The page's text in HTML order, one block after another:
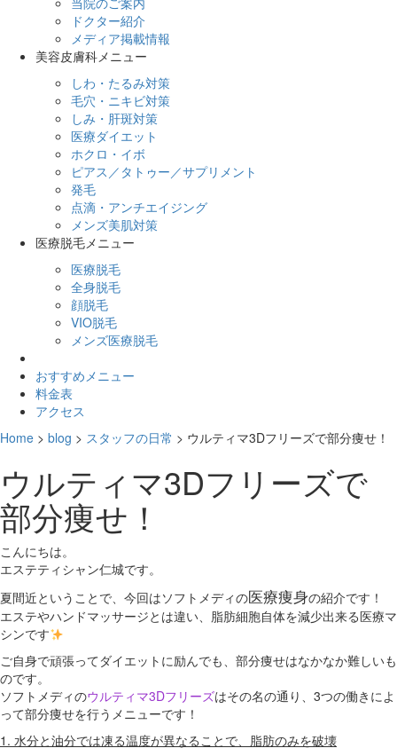
ドクター紹介
メディア掲載情報
美容皮膚科メニュー
しわ・たるみ対策
毛穴・ニキビ対策
しみ・肝斑対策
医療ダイエット
ホクロ・イボ
ピアス／タトゥー／サプリメント
発毛
点滴・アンチエイジング
メンズ美肌対策
医療脱毛メニュー
医療脱毛
全身脱毛
顔脱毛
VIO脱毛
メンズ医療脱毛
おすすめメニュー
料金表
アクセス
Home > blog > スタッフの日常 > ウルティマ3Dフリーズで部分痩せ！
ウルティマ3Dフリーズで
部分痩せ！
こんにちは。
エステティシャン仁城です。
夏間近ということで、今回はソフトメディの医療痩身の紹介です！
エステやハンドマッサージとは違い、脂肪細胞自体を減少出来る医療マ
シンです
ご自身で頑張ってダイエットに励んでも、部分痩せはなかなか難しいも
のです。
ソフトメディのウルティマ3Dフリーズはその名の通り、3つの働きによ
って部分痩せを行うメニューです！
1. 水分と油分では凍る温度が異なることで、脂肪のみを破壊